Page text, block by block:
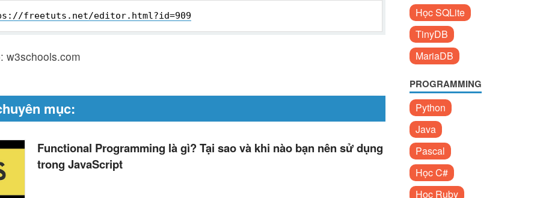
freetuts.net/editor.html?id=909
w3schools.com
mục:
Functional Programming là gì? Tại sao và khi nào bạn nên sử dụng
trong JavaScript
Học SQLite
TinyDB
MariaDB
PROGRAMMING
Python
Java
Pascal
Học C#
Học Ruby